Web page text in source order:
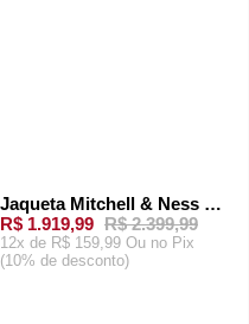
-20%
Jaqueta Mitchell & Ness Oversized Varsity Full-Snap Golden State Warriors Azul
R$ 1.919,99 R$ 2.399,99
12x de R$ 159,99 Ou no Pix
(10% de desconto)